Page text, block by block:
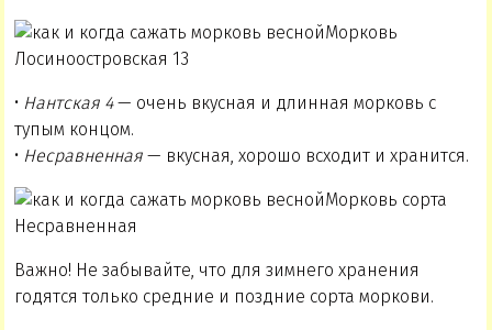
Морковь
Лосиноостровская 13
• Нантская 4— очень вкусная и длинная морковь с
тупым концом.
• Несравненная — вкусная, хорошо всходит и хранится.
Морковь сорта
Несравненная
Важно! Не забывайте, что для зимнего хранения
годятся только средние и поздние сорта моркови.